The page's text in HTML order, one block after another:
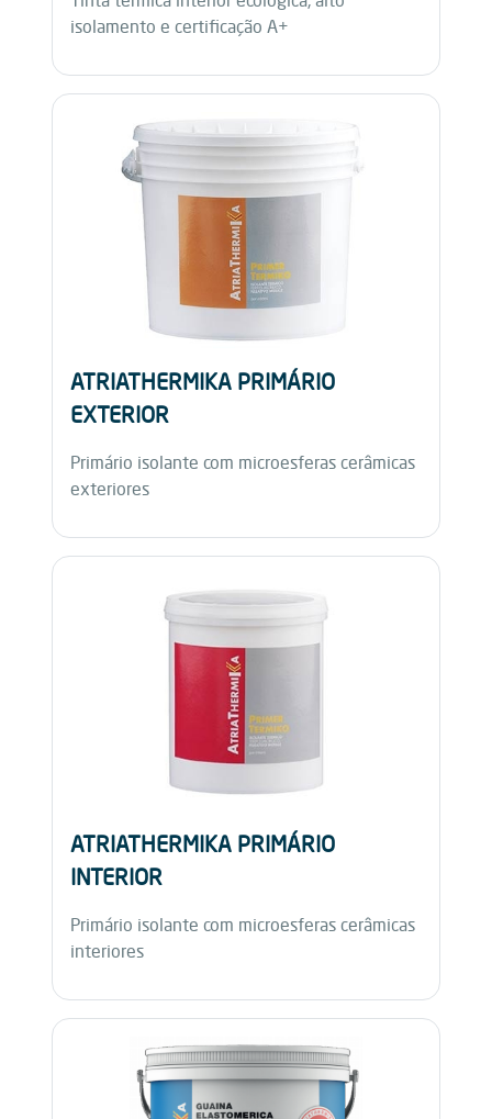
isolamento e certificação A+
ATRIATHERMIKA PRIMÁRIO
EXTERIOR
Primário isolante com microesferas cerâmicas
exteriores
ATRIATHERMIKA PRIMÁRIO
INTERIOR
Primário isolante com microesferas cerâmicas
interiores